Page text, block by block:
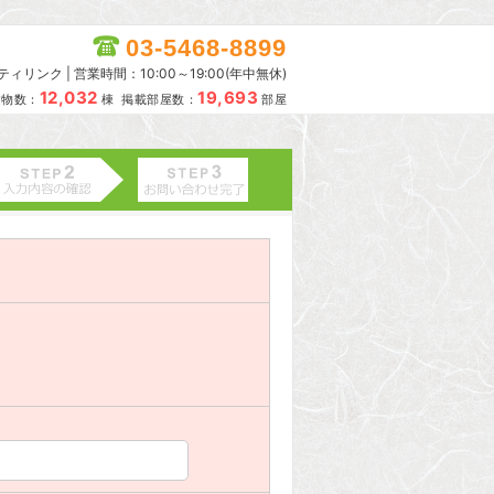
03-5468-8899
ィリンク | 営業時間：10:00～19:00(年中無休)
数： 12,032 棟 掲載部屋数： 19,693 部屋